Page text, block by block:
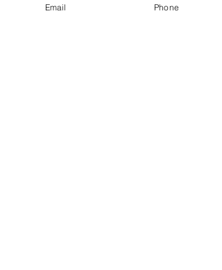
Email Phone